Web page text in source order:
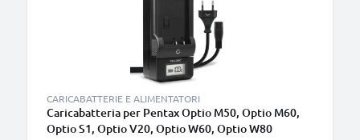
CARICABATTERIE E ALIMENTATORI
Caricabatteria per Pentax Optio M50, Optio M60,
Optio S1, Optio V20, Optio W60, Optio W80